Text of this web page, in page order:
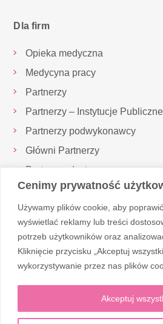
Cenimy prywatność
Używamy plików cookie, aby
wyświetlać reklamy lub treści
potrzeb użytkowników oraz
Kliknięcie przycisku „Akceptuj
wykorzystywanie przez nas plików
Akceptuj
Dla firm
Opieka medyczna
Medycyna pracy
Partnerzy
Partnerzy – Instytucje Publiczne
Partnerzy podwykonawcy
Główni Partnerzy
Partnerzy dostawcy
Inspektor Ochrony Danych
Realizowane projekty